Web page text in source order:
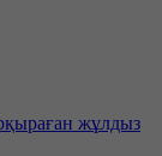
жұлдыз